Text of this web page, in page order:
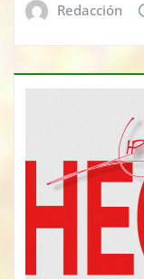
Redacción